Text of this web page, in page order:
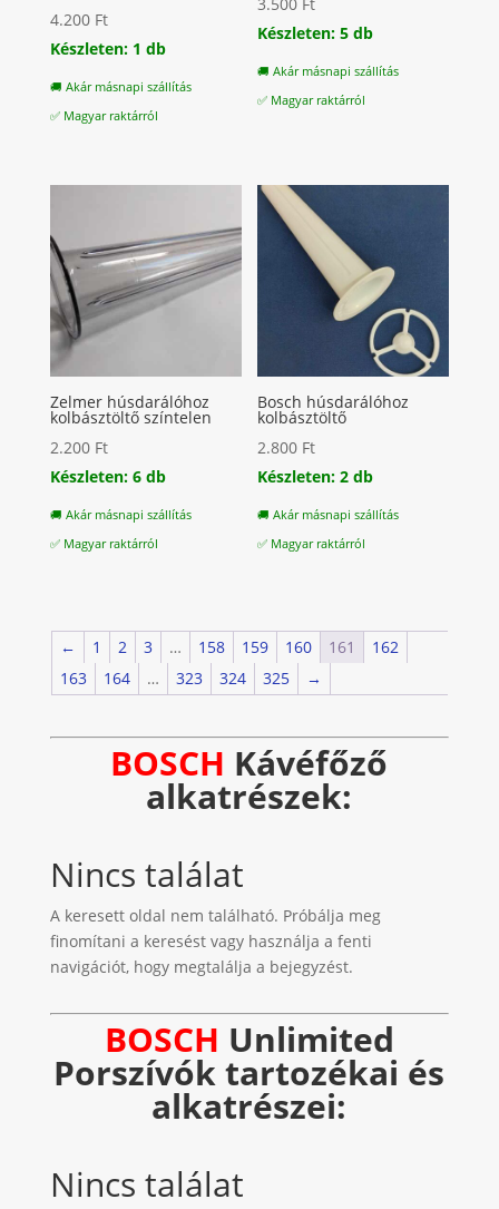
4.200 Ft
Készleten: 1 db
🚚 Akár másnapi szállítás
✅ Magyar raktárról
Készleten: 5 db
🚚 Akár másnapi szállítás
✅ Magyar raktárról
Zelmer húsdarálóhoz
kolbásztöltő színtelen
2.200 Ft
Készleten: 6 db
🚚 Akár másnapi szállítás
✅ Magyar raktárról
Bosch húsdarálóhoz
kolbásztöltő
2.800 Ft
Készleten: 2 db
🚚 Akár másnapi szállítás
✅ Magyar raktárról
← 1 2 3 … 158 159 160 161
162
163
164 … 323 324 325 →
BOSCH Kávéfőző
alkatrészek:
Nincs találat
A keresett oldal nem található. Próbálja meg
finomítani a keresést vagy használja a fenti
navigációt, hogy megtalálja a bejegyzést.
BOSCH Unlimited
Porszívók tartozékai és
alkatrészei:
Nincs találat